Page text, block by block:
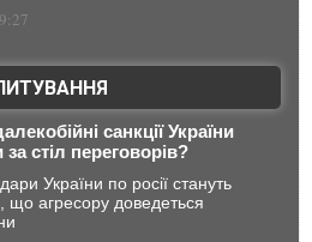
санкції України
стіл переговорів?
України по росії стануть
що агресору доведеться